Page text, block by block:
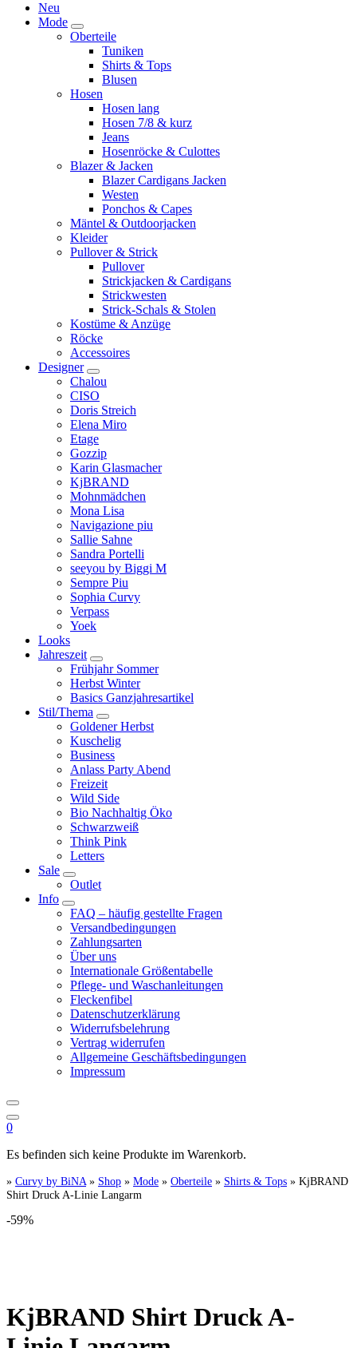
Neu
Mode
Oberteile
Tuniken
Shirts & Tops
Blusen
Hosen
Hosen lang
Hosen 7/8 & kurz
Jeans
Hosenröcke & Culottes
Blazer & Jacken
Blazer Cardigans Jacken
Westen
Ponchos & Capes
Mäntel & Outdoorjacken
Kleider
Pullover & Strick
Pullover
Strickjacken & Cardigans
Strickwesten
Strick-Schals & Stolen
Kostüme & Anzüge
Röcke
Accessoires
Designer
Chalou
CISO
Doris Streich
Elena Miro
Etage
Gozzip
Karin Glasmacher
KjBRAND
Mohnmädchen
Mona Lisa
Navigazione piu
Sallie Sahne
Sandra Portelli
seeyou by Biggi M
Sempre Piu
Sophia Curvy
Verpass
Yoek
Looks
Jahreszeit
Frühjahr Sommer
Herbst Winter
Basics Ganzjahresartikel
Stil/Thema
Goldener Herbst
Kuschelig
Business
Anlass Party Abend
Freizeit
Wild Side
Bio Nachhaltig Öko
Schwarzweiß
Think Pink
Letters
Sale
Outlet
Info
FAQ – häufig gestellte Fragen
Versandbedingungen
Zahlungsarten
Über uns
Internationale Größentabelle
Pflege- und Waschanleitungen
Fleckenfibel
Datenschutzerklärung
Widerrufsbelehrung
Vertrag widerrufen
Allgemeine Geschäftsbedingungen
Impressum
0
Es befinden sich keine Produkte im Warenkorb.
» Curvy by BiNA » Shop » Mode » Oberteile » Shirts & Tops » KjBRAND
Shirt Druck A-Linie Langarm
-59%
KjBRAND Shirt Druck A-